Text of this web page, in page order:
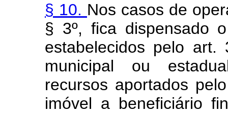
§ 10. Nos casos de
§ 3º, fica dispensado
estabelecidos pelo art.
municipal ou
recursos aportados
imóvel a beneficiário